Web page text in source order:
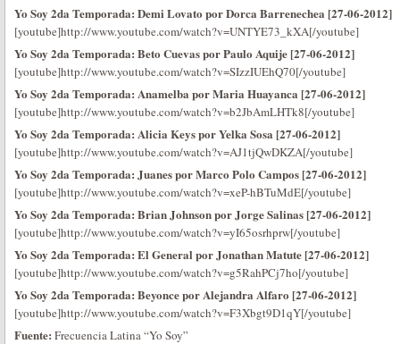
Yo Soy 2da Temporada: Demi Lovato por Dorca Barrenechea [27-06-2012]
[youtube]http://www.youtube.com/watch?v=UNTYE73_kXA[/youtube]
Yo Soy 2da Temporada: Beto Cuevas por Paulo Aquije [27-06-2012]
[youtube]http://www.youtube.com/watch?v=SIzzIUEhQ70[/youtube]
Yo Soy 2da Temporada: Anamelba por Maria Huayanca [27-06-2012]
[youtube]http://www.youtube.com/watch?v=b2JbAmLHTk8[/youtube]
Yo Soy 2da Temporada: Alicia Keys por Yelka Sosa [27-06-2012]
[youtube]http://www.youtube.com/watch?v=AJ1tjQwDKZA[/youtube]
Yo Soy 2da Temporada: Juanes por Marco Polo Campos [27-06-2012]
[youtube]http://www.youtube.com/watch?v=xeP-hBTuMdE[/youtube]
Yo Soy 2da Temporada: Brian Johnson por Jorge Salinas [27-06-2012]
[youtube]http://www.youtube.com/watch?v=yI65osrhprw[/youtube]
Yo Soy 2da Temporada: El General por Jonathan Matute [27-06-2012]
[youtube]http://www.youtube.com/watch?v=g5RahPCj7ho[/youtube]
Yo Soy 2da Temporada: Beyonce por Alejandra Alfaro [27-06-2012]
[youtube]http://www.youtube.com/watch?v=F3Xbgt9D1qY[/youtube]
Fuente: Frecuencia Latina “Yo Soy”